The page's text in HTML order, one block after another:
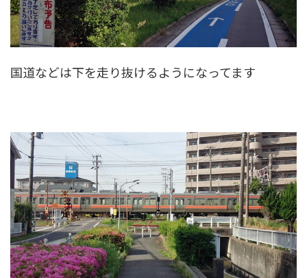
国道などは下を走り抜けるようになってます